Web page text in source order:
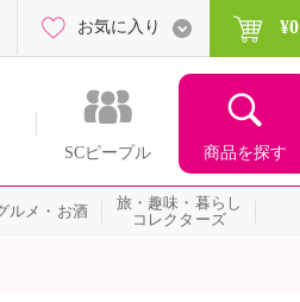
SCピープル 商品を探す
お気に入り ¥0
ルメ・お酒
旅・趣味・暮らし
コレクターズ